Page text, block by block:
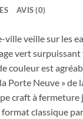
AVIS (0)
veille sur les
vert
couleur est
Porte Neuve »
craft à
classique